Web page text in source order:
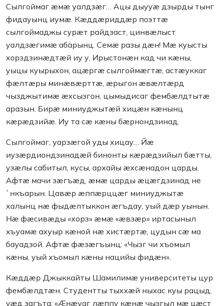
Сылгоймаг æмæ уалдзæг… Ацы дыууæ дзырды тынг
фидауынц иумæ. Кæддæриддæр поэттæ
сылгоймаджы сурæт райдзаст, цинвæлыст
уалдзæгимæ абарынц. Семæ разы дæн! Мæ куысты
хорздзинæдтæй иу у, Ирыстонæн кад чи кæны,
уыцы куырыхон, ацæргæ сылгоймæгтæ, астæуккаг
фæлтæры минæвæрттæ, æрыгон æвæлтæрд
чызджытимæ æхсызгон, цымыдисаг фембæлдтытæ
аразын. Бирæ миниуджытæй хицæн кæнынц
кæрæдзийæ. Иу та сæ кæны бæрнондзинад.
Сылгоймаг, уарзæгой уды хицау… Йæ
иузæрдиондзинадæй бинонты кæрæдзийыл бæтты,
узæлы сабитыл, кусы, архайы æхсæнадон царды.
Афтæ мачи зæгъæд, æмæ царды æцæгдзинад не
`нкъарын. Цавæр æппæрццæг миниуджытæ
халынц нæ фыдæлтыккон æгъдау, уый дæр уынын.
Нæ фæсивæды «хорз» æмæ «æвзæр» иртасыныл
хъуамæ ахуыр кæной нæ хистæртæ, цудын сæ ма
бауадзой. Афтæ фæзæгъынц: «Чызг чи хъомыл
кæны, уый хъомыл кæны нацийы фидæн».
Кæддæр Джыккайты Шамилимæ университеты цур
фембæлдтæн. Студентты тыххæй ныхас куы рацыд,
уæд загъта: «Æнæуаг лæппу кæнæ чызгыл мæ цæст